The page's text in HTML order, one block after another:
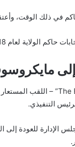
في ذلك الوقت،
حاكم الولاية لعام 2018.
التنفيذي.
الإدارة للعودة